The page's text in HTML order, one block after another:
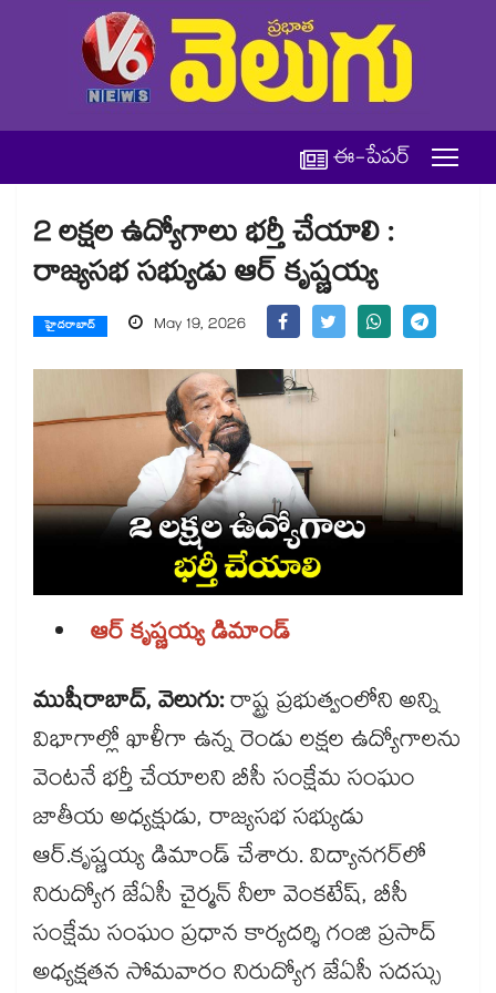
ఈ-పేపర్
2 లక్షల ఉద్యోగాలు భర్తీ చేయాలి :
రాజ్యసభ సభ్యుడు ఆర్ కృష్ణయ్య
హైదరాబాద్ May 19, 2026
ఆర్ కృష్ణయ్య డిమాండ్
ముషీరాబాద్, వెలుగు:రాష్ట్ర ప్రభుత్వంలోని అన్ని
విభాగాల్లో ఖాళీగా ఉన్న రెండు లక్షల ఉద్యోగాలను
వెంటనే భర్తీ చేయాలని బీసీ సంక్షేమ సంఘం
జాతీయ అధ్యక్షుడు, రాజ్యసభ సభ్యుడు
ఆర్.కృష్ణయ్య డిమాండ్ చేశారు. విద్యానగర్​లో
నిరుద్యోగ జేఏసీ చైర్మన్ నీలా వెంకటేష్, బీసీ
సంక్షేమ సంఘం ప్రధాన కార్యదర్శి గంజి ప్రసాద్
అధ్యక్షతన సోమవారం నిరుద్యోగ జేఏసీ సదస్సు